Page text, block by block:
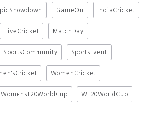
GameOn IndiaCricket
LiveCricket MatchDay
SportsCommunity SportsEvent
WomenCricket
WomensT20WorldCup WT20WorldCup